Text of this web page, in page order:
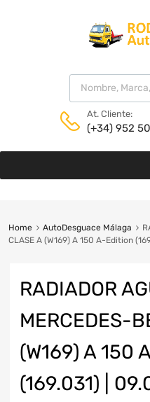
At. Cliente:
(+34) 952
Home AutoDesguace Málaga
CLASE A (W169) A 150 A-Edition
RADIADOR
MERCEDES-
(W169) A 150
(169.031) |